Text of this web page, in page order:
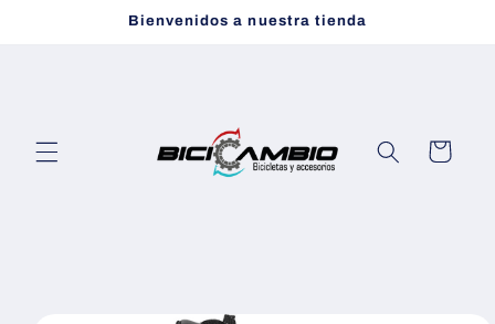
directamenteBienvenidos a nuestra tienda
Carrito